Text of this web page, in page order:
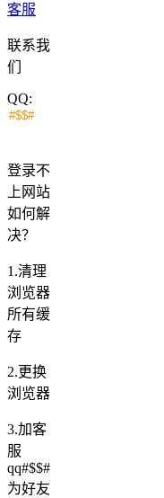
客服
联系我
们
QQ:
登录不
上网站
如何解
决？
1.清理
浏览器
所有缓
存
2.更换
浏览器
3.加客
服
qq#$$#
为好友